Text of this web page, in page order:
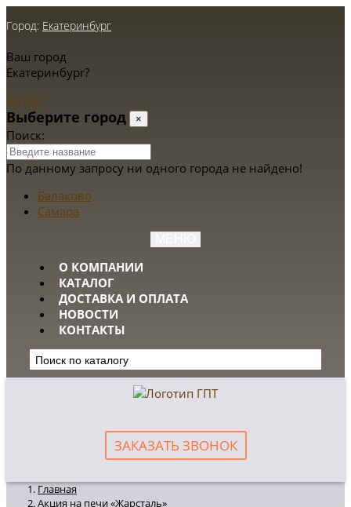
Город: Екатеринбург
Ваш город
Екатеринбург?
Да Нет
Выберите город ×
Поиск:
По данному запросу ни одного города не найдено!
Балаково
Самара
О КОМПАНИИ
КАТАЛОГ
ДОСТАВКА И ОПЛАТА
НОВОСТИ
КОНТАКТЫ
ЗАКАЗАТЬ ЗВОНОК
Главная
Акция на печи «Жарсталь»